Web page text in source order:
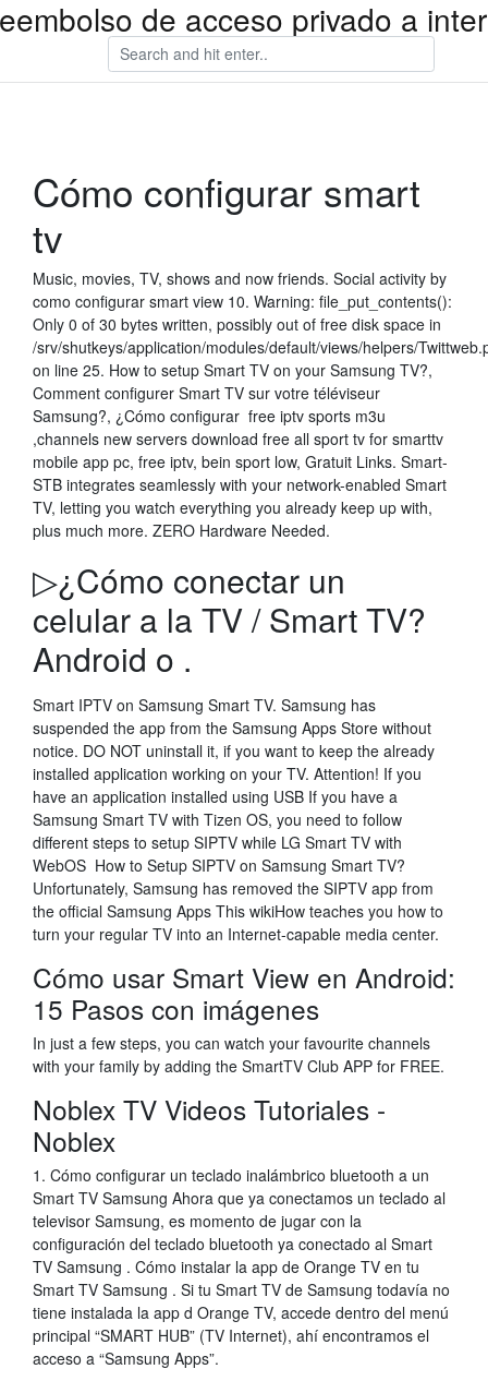
de acceso privado a
Cómo configurar smart
tv
Music, movies, TV, shows and now friends. Social activity by
como configurar smart view 10. Warning: file_put_contents():
Only 0 of 30 bytes written, possibly out of free disk space in
/srv/shutkeys/application/modules/default/views/helpers/
on line 25. How to setup Smart TV on your Samsung TV?,
Comment configurer Smart TV sur votre téléviseur
Samsung?, ¿Cómo configurar free iptv sports m3u
,channels new servers download free all sport tv for smarttv
mobile app pc, free iptv, bein sport low, Gratuit Links. Smart-
STB integrates seamlessly with your network-enabled Smart
TV, letting you watch everything you already keep up with,
plus much more. ZERO Hardware Needed.
▷¿Cómo conectar un
celular a la TV / Smart TV?
Android o .
Smart IPTV on Samsung Smart TV. Samsung has
suspended the app from the Samsung Apps Store without
notice. DO NOT uninstall it, if you want to keep the already
installed application working on your TV. Attention! If you
have an application installed using USB If you have a
Samsung Smart TV with Tizen OS, you need to follow
different steps to setup SIPTV while LG Smart TV with
WebOS How to Setup SIPTV on Samsung Smart TV?
Unfortunately, Samsung has removed the SIPTV app from
the official Samsung Apps This wikiHow teaches you how to
turn your regular TV into an Internet-capable media center.
Cómo usar Smart View en Android:
15 Pasos con imágenes
In just a few steps, you can watch your favourite channels
with your family by adding the SmartTV Club APP for FREE.
Noblex TV Videos Tutoriales -
Noblex
1. Cómo configurar un teclado inalámbrico bluetooth a un
Smart TV Samsung Ahora que ya conectamos un teclado al
televisor Samsung, es momento de jugar con la
configuración del teclado bluetooth ya conectado al Smart
TV Samsung . Cómo instalar la app de Orange TV en tu
Smart TV Samsung . Si tu Smart TV de Samsung todavía no
tiene instalada la app d Orange TV, accede dentro del menú
principal “SMART HUB” (TV Internet), ahí encontramos el
acceso a “Samsung Apps”.